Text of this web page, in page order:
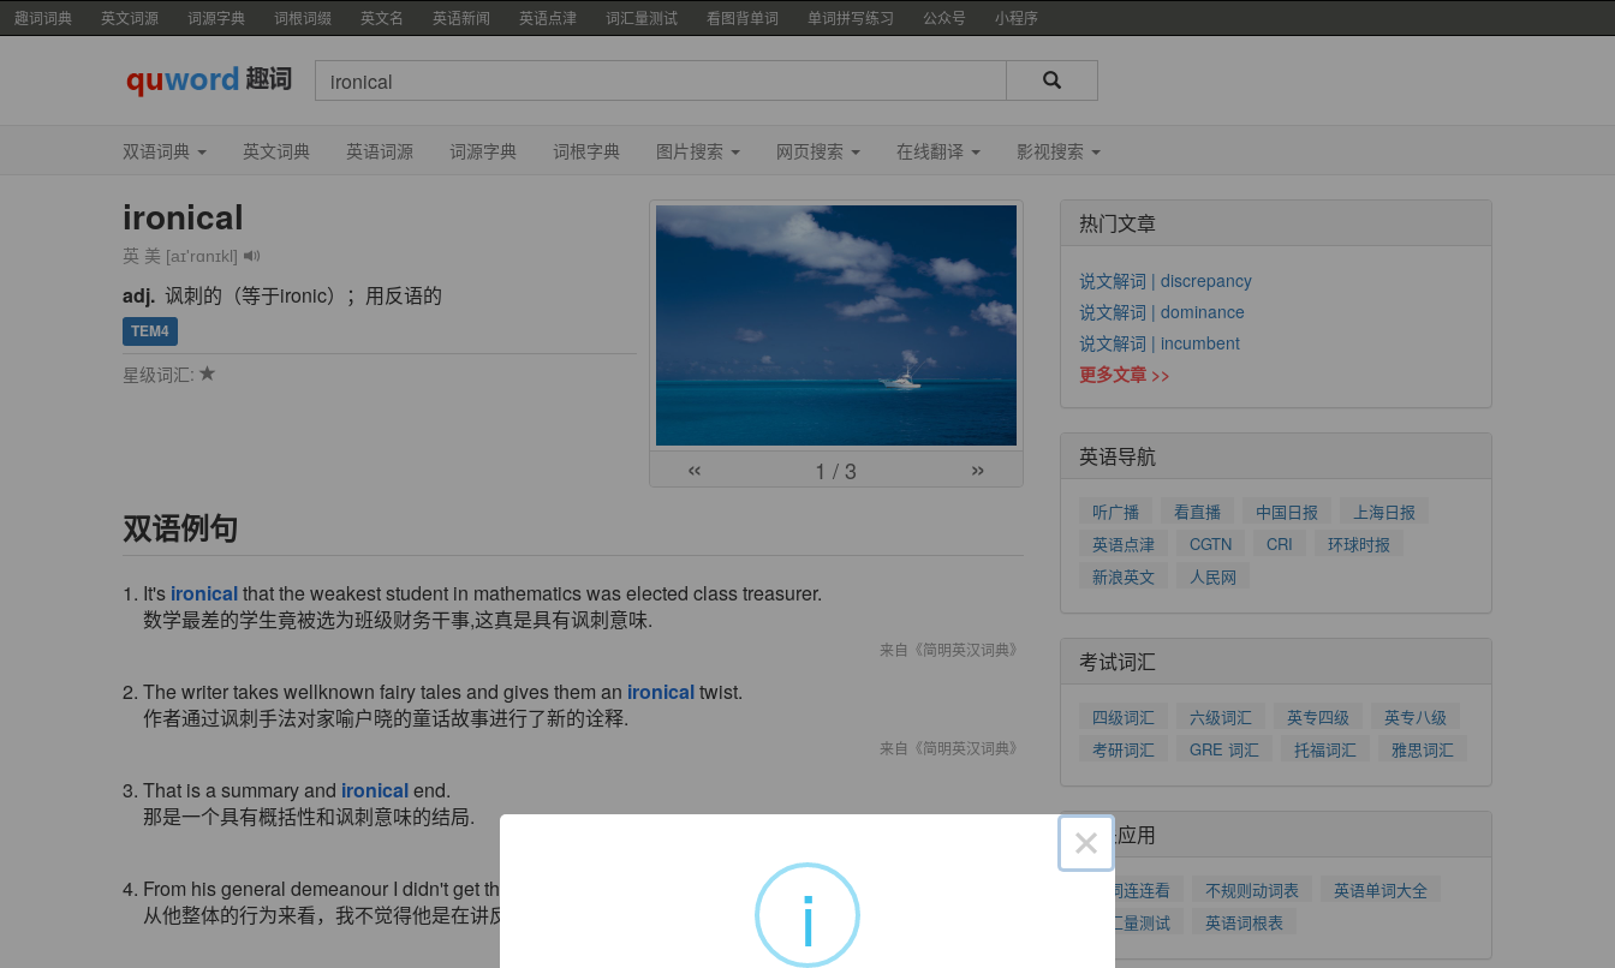
趣词词典 英文词源 词源字典 词根词缀 英文名 英语新闻 英语点津 词汇量测试 看图背单词 单词拼写练习 公众号 小程序
双语词典 英文词典 英语词源 词源字典 词根字典 图片搜索 网页搜索 在线翻译 影视搜索
ironical
英 美 [aɪ'rɑnɪkl]
adj. 讽刺的（等于ironic）；用反语的
TEM4
星级词汇:
« 1 / 3 »
双语例句
1. It's ironicalthat the weakest student in mathematics was elected class treasurer.
数学最差的学生竟被选为班级财务干事,这真是具有讽刺意味.
来自《简明英汉词典》
2. The writer takes wellknown fairy tales and gives them an ironicaltwist.
作者通过讽刺手法对家喻户晓的童话故事进行了新的诠释.
来自《简明英汉词典》
3. That is a summary and ironicalend.
那是一个具有概括性和讽刺意味的结局.
4. From his general demeanour I didn't get the impression that he was beingironical .
从他整体的行为来看，我不觉得他是在讲反话。
热门文章
说文解词 | discrepancy
说文解词 | dominance
说文解词 | incumbent
更多文章 >>
英语导航
听广播 看直播 中国日报
上海日报
英语点津
CGTN CRI
环球时报
新浪英文
人民网
考试词汇
四级词汇 六级词汇 英专四级
英专八级
考研词汇
GRE 词汇 托福词汇 雅思词汇
相关应用
单词连连看 不规则动词表
英语单词大全
词汇量测试
英语词根表
×
i